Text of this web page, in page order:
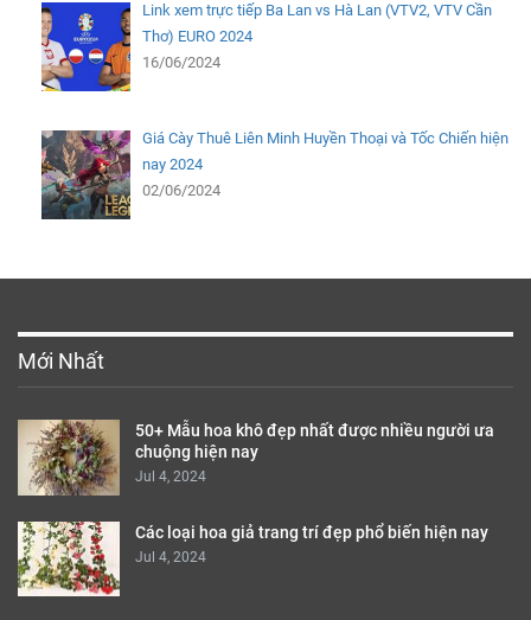
Link xem trực tiếp Ba Lan vs Hà Lan (VTV2, VTV Cần
Thơ) EURO 2024
16/06/2024
Giá Cày Thuê Liên Minh Huyền Thoại và Tốc Chiến hiện
nay 2024
02/06/2024
Mới Nhất
50+ Mẫu hoa khô đẹp nhất được nhiều người ưa
chuộng hiện nay
Jul 4, 2024
Các loại hoa giả trang trí đẹp phổ biến hiện nay
Jul 4, 2024